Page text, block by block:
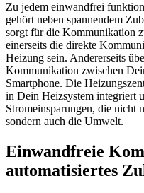
Zu jedem einwandfrei
gehört neben spannendem
sorgt für die Kommunikation
einerseits die direkte
Heizung sein. Andererseits
Kommunikation zwischen
Smartphone. Die
in Dein Heizsystem integriert
Stromeinsparungen, die nicht
sondern auch die Umwelt.
Einwandfreie
automatisiertes